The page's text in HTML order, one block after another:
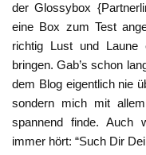
der Glossybox
eine Box zum Test
richtig Lust und
bringen. Gab’s schon
dem Blog eigentlich nie
sondern mich mit
spannend finde. Auch
immer hört: “Such Dir